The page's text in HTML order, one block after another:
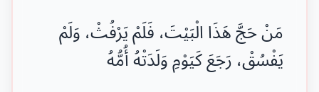
مَنْ حَجَّ هَذَا الْبَيْتَ، فَلَمْ يَرْفُثْ، وَلَمْ
يَفْسُقْ، رَجَعَ كَيَوْمِ وَلَدَتْهُ أُمُّهُ